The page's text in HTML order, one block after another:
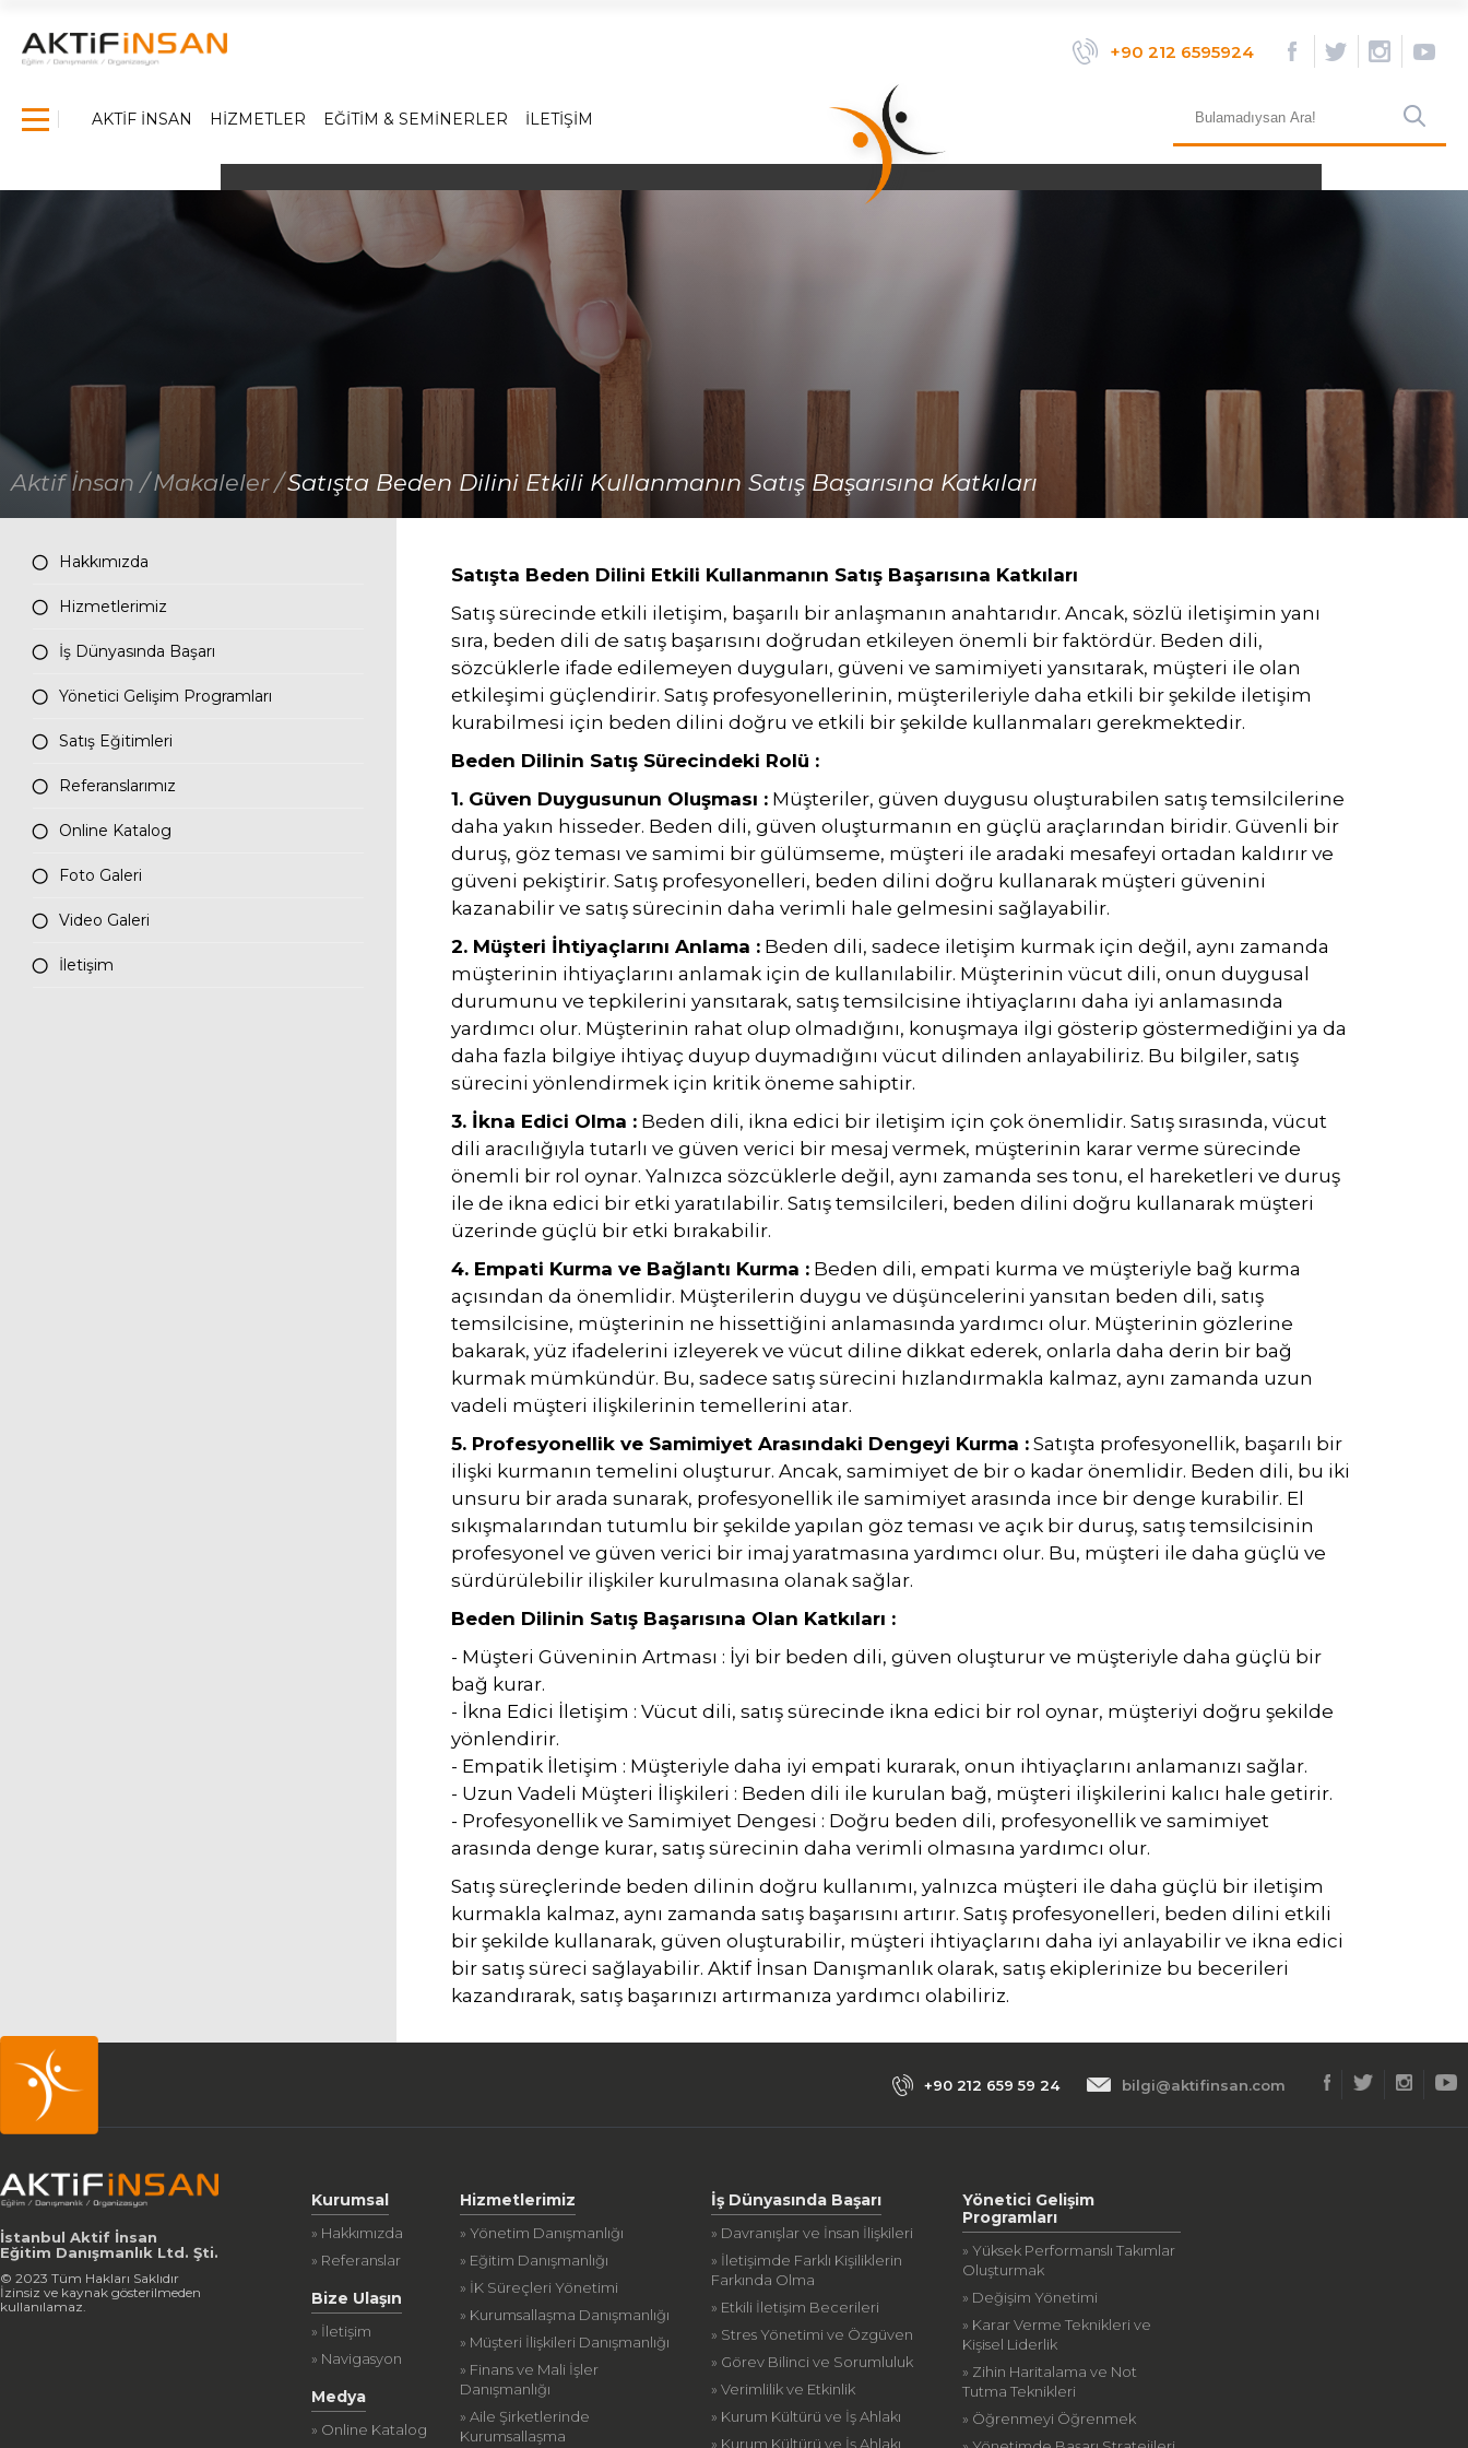
×
Yönetici Gelişim Programları
Referanslarımız
Medya
İletişim
bilgi@aktifinsan.com
Tüm hakkı saklıdır. Sitemizde kullanılan tüm içerik ve görseller
Aktif İnsan’a ait olup izinsiz kullanımı hukuki yaptırıma tabidir.
+90 212 6595924
AKTİF İNSAN HİZMETLER EĞİTİM & SEMİNERLER İLETİŞİM
Aktif İnsan / Makaleler /Satışta Beden Dilini Etkili Kullanmanın Satış Başarısına Katkıları
×
İş Dünyasında Başarı
Satış Eğitimleri
Referanslarımız
Online Katalog
Foto Galeri
Video Galeri
Hakkımızda
Hizmetlerimiz
İş Dünyasında Başarı
Yönetici Gelişim Programları
Satış Eğitimleri
Referanslarımız
Online Katalog
Foto Galeri
Video Galeri
İletişim
Satışta Beden Dilini Etkili Kullanmanın Satış Başarısına Katkıları
Satış sürecinde etkili iletişim, başarılı bir anlaşmanın anahtarıdır. Ancak, sözlü iletişimin yanı
sıra, beden dili de satış başarısını doğrudan etkileyen önemli bir faktördür. Beden dili,
sözcüklerle ifade edilemeyen duyguları, güveni ve samimiyeti yansıtarak, müşteri ile olan
etkileşimi güçlendirir. Satış profesyonellerinin, müşterileriyle daha etkili bir şekilde iletişim
kurabilmesi için beden dilini doğru ve etkili bir şekilde kullanmaları gerekmektedir.
Beden Dilinin Satış Sürecindeki Rolü :
1. Güven Duygusunun Oluşması :Müşteriler, güven duygusu oluşturabilen satış temsilcilerine
daha yakın hisseder. Beden dili, güven oluşturmanın en güçlü araçlarından biridir. Güvenli bir
duruş, göz teması ve samimi bir gülümseme, müşteri ile aradaki mesafeyi ortadan kaldırır ve
güveni pekiştirir. Satış profesyonelleri, beden dilini doğru kullanarak müşteri güvenini
kazanabilir ve satış sürecinin daha verimli hale gelmesini sağlayabilir.
2. Müşteri İhtiyaçlarını Anlama :Beden dili, sadece iletişim kurmak için değil, aynı zamanda
müşterinin ihtiyaçlarını anlamak için de kullanılabilir. Müşterinin vücut dili, onun duygusal
durumunu ve tepkilerini yansıtarak, satış temsilcisine ihtiyaçlarını daha iyi anlamasında
yardımcı olur. Müşterinin rahat olup olmadığını, konuşmaya ilgi gösterip göstermediğini ya da
daha fazla bilgiye ihtiyaç duyup duymadığını vücut dilinden anlayabiliriz. Bu bilgiler, satış
sürecini yönlendirmek için kritik öneme sahiptir.
3. İkna Edici Olma :Beden dili, ikna edici bir iletişim için çok önemlidir. Satış sırasında, vücut
dili aracılığıyla tutarlı ve güven verici bir mesaj vermek, müşterinin karar verme sürecinde
önemli bir rol oynar. Yalnızca sözcüklerle değil, aynı zamanda ses tonu, el hareketleri ve duruş
ile de ikna edici bir etki yaratılabilir. Satış temsilcileri, beden dilini doğru kullanarak müşteri
üzerinde güçlü bir etki bırakabilir.
4. Empati Kurma ve Bağlantı Kurma :Beden dili, empati kurma ve müşteriyle bağ kurma
açısından da önemlidir. Müşterilerin duygu ve düşüncelerini yansıtan beden dili, satış
temsilcisine, müşterinin ne hissettiğini anlamasında yardımcı olur. Müşterinin gözlerine
bakarak, yüz ifadelerini izleyerek ve vücut diline dikkat ederek, onlarla daha derin bir bağ
kurmak mümkündür. Bu, sadece satış sürecini hızlandırmakla kalmaz, aynı zamanda uzun
vadeli müşteri ilişkilerinin temellerini atar.
5. Profesyonellik ve Samimiyet Arasındaki Dengeyi Kurma :Satışta profesyonellik, başarılı bir
ilişki kurmanın temelini oluşturur. Ancak, samimiyet de bir o kadar önemlidir. Beden dili, bu iki
unsuru bir arada sunarak, profesyonellik ile samimiyet arasında ince bir denge kurabilir. El
sıkışmalarından tutumlu bir şekilde yapılan göz teması ve açık bir duruş, satış temsilcisinin
profesyonel ve güven verici bir imaj yaratmasına yardımcı olur. Bu, müşteri ile daha güçlü ve
sürdürülebilir ilişkiler kurulmasına olanak sağlar.
Beden Dilinin Satış Başarısına Olan Katkıları :
- Müşteri Güveninin Artması : İyi bir beden dili, güven oluşturur ve müşteriyle daha güçlü bir
bağ kurar.
- İkna Edici İletişim : Vücut dili, satış sürecinde ikna edici bir rol oynar, müşteriyi doğru şekilde
yönlendirir.
- Empatik İletişim : Müşteriyle daha iyi empati kurarak, onun ihtiyaçlarını anlamanızı sağlar.
- Uzun Vadeli Müşteri İlişkileri : Beden dili ile kurulan bağ, müşteri ilişkilerini kalıcı hale getirir.
- Profesyonellik ve Samimiyet Dengesi : Doğru beden dili, profesyonellik ve samimiyet
arasında denge kurar, satış sürecinin daha verimli olmasına yardımcı olur.
Satış süreçlerinde beden dilinin doğru kullanımı, yalnızca müşteri ile daha güçlü bir iletişim
kurmakla kalmaz, aynı zamanda satış başarısını artırır. Satış profesyonelleri, beden dilini etkili
bir şekilde kullanarak, güven oluşturabilir, müşteri ihtiyaçlarını daha iyi anlayabilir ve ikna edici
bir satış süreci sağlayabilir. Aktif İnsan Danışmanlık olarak, satış ekiplerinize bu becerileri
kazandırarak, satış başarınızı artırmanıza yardımcı olabiliriz.
+90 212 659 59 24 bilgi@aktifinsan.com
İstanbul Aktif İnsan
Eğitim Danışmanlık Ltd. Şti.
© 2023 Tüm Hakları Saklıdır
İzinsiz ve kaynak gösterilmeden
kullanılamaz.
Kurumsal
» Hakkımızda
» Referanslar
Bize Ulaşın
» İletişim
» Navigasyon
Medya
» Online Katalog
Hizmetlerimiz
» Yönetim Danışmanlığı
» Eğitim Danışmanlığı
» İK Süreçleri Yönetimi
» Kurumsallaşma Danışmanlığı
» Müşteri İlişkileri Danışmanlığı
» Finans ve Mali İşler
Danışmanlığı
» Aile Şirketlerinde
Kurumsallaşma
İş Dünyasında Başarı
» Davranışlar ve İnsan İlişkileri
» İletişimde Farklı Kişiliklerin
Farkında Olma
» Etkili İletişim Becerileri
» Stres Yönetimi ve Özgüven
» Görev Bilinci ve Sorumluluk
» Verimlilik ve Etkinlik
» Kurum Kültürü ve İş Ahlakı
» Kurum Kültürü ve İş Ahlakı
Yönetici Gelişim
Programları
» Yüksek Performanslı Takımlar
Oluşturmak
» Değişim Yönetimi
» Karar Verme Teknikleri ve
Kişisel Liderlik
» Zihin Haritalama ve Not
Tutma Teknikleri
» Öğrenmeyi Öğrenmek